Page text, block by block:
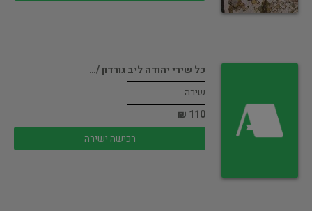
כל שירי יהודה ליב גורדון /…
שירה
110 ₪
רכישה ישירה